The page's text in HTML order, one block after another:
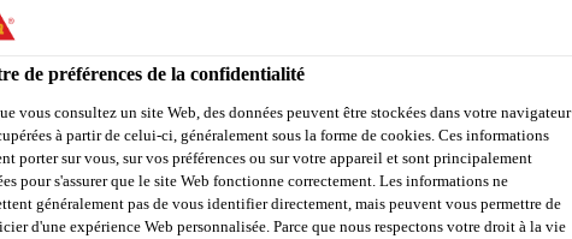
de préférences de la confidentialité
vous consultez un site Web, des données peuvent être stockées dans votre navigateur
à partir de celui-ci, généralement sous la forme de cookies. Ces informations
porter sur vous, sur vos préférences ou sur votre appareil et sont principalement
pour s'assurer que le site Web fonctionne correctement. Les informations ne
généralement pas de vous identifier directement, mais peuvent vous permettre de
d'une expérience Web personnalisée. Parce que nous respectons votre droit à la vie